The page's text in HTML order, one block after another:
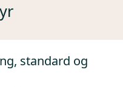
standard og